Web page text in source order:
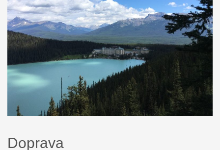
Doprava